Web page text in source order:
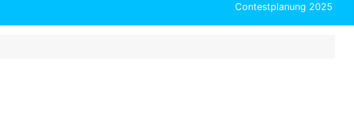
Contestplanung 2025